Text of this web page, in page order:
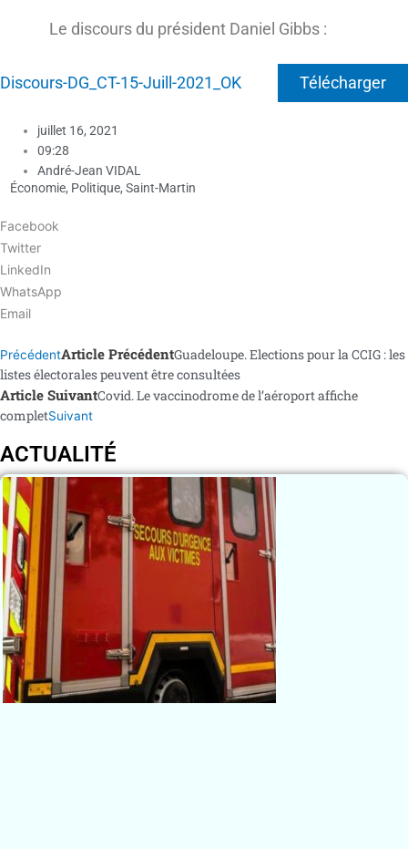
Le discours du président Daniel Gibbs :
Discours-DG_CT-15-Juill-2021_OK Télécharger
juillet 16, 2021
09:28
André-Jean VIDAL
Économie, Politique, Saint-Martin
Facebook
Twitter
LinkedIn
WhatsApp
Email
PrécédentArticle PrécédentGuadeloupe. Elections pour la CCIG : les
listes électorales peuvent être consultées
Article SuivantCovid. Le vaccinodrome de l’aéroport affiche
completSuivant
ACTUALITÉ